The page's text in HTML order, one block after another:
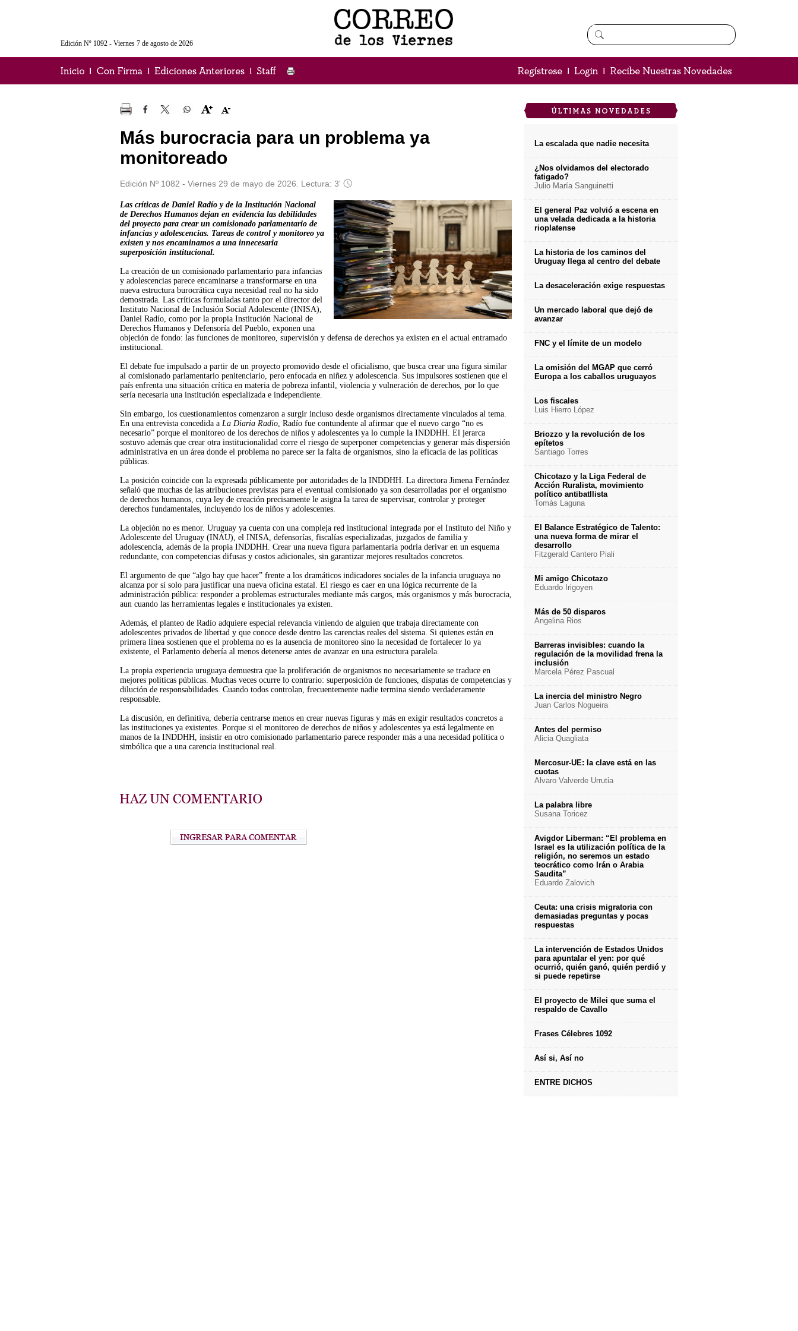
Edición Nº 1092 - Viernes 7 de agosto de 2026
Más burocracia para un problema ya
monitoreado
Edición Nº 1082 - Viernes 29 de mayo de 2026. Lectura: 3'
Las críticas de Daniel Radío y de la Institución Nacional
de Derechos Humanos dejan en evidencia las debilidades
del proyecto para crear un comisionado parlamentario de
infancias y adolescencias. Tareas de control y monitoreo ya
existen y nos encaminamos a una innecesaria
superposición institucional.
La creación de un comisionado parlamentario para infancias
y adolescencias parece encaminarse a transformarse en una
nueva estructura burocrática cuya necesidad real no ha sido
demostrada. Las críticas formuladas tanto por el director del
Instituto Nacional de Inclusión Social Adolescente (INISA),
Daniel Radío, como por la propia Institución Nacional de
Derechos Humanos y Defensoría del Pueblo, exponen una
objeción de fondo: las funciones de monitoreo, supervisión y defensa de derechos ya existen en el actual entramado
institucional.
El debate fue impulsado a partir de un proyecto promovido desde el oficialismo, que busca crear una figura similar
al comisionado parlamentario penitenciario, pero enfocada en niñez y adolescencia. Sus impulsores sostienen que el
país enfrenta una situación crítica en materia de pobreza infantil, violencia y vulneración de derechos, por lo que
sería necesaria una institución especializada e independiente.
Sin embargo, los cuestionamientos comenzaron a surgir incluso desde organismos directamente vinculados al tema.
En una entrevista concedida a La Diaria Radio, Radío fue contundente al afirmar que el nuevo cargo “no es
necesario” porque el monitoreo de los derechos de niños y adolescentes ya lo cumple la INDDHH. El jerarca
sostuvo además que crear otra institucionalidad corre el riesgo de superponer competencias y generar más dispersión
administrativa en un área donde el problema no parece ser la falta de organismos, sino la eficacia de las políticas
públicas.
La posición coincide con la expresada públicamente por autoridades de la INDDHH. La directora Jimena Fernández
señaló que muchas de las atribuciones previstas para el eventual comisionado ya son desarrolladas por el organismo
de derechos humanos, cuya ley de creación precisamente le asigna la tarea de supervisar, controlar y proteger
derechos fundamentales, incluyendo los de niños y adolescentes.
La objeción no es menor. Uruguay ya cuenta con una compleja red institucional integrada por el Instituto del Niño y
Adolescente del Uruguay (INAU), el INISA, defensorías, fiscalías especializadas, juzgados de familia y
adolescencia, además de la propia INDDHH. Crear una nueva figura parlamentaria podría derivar en un esquema
redundante, con competencias difusas y costos adicionales, sin garantizar mejores resultados concretos.
El argumento de que “algo hay que hacer” frente a los dramáticos indicadores sociales de la infancia uruguaya no
alcanza por sí solo para justificar una nueva oficina estatal. El riesgo es caer en una lógica recurrente de la
administración pública: responder a problemas estructurales mediante más cargos, más organismos y más burocracia,
aun cuando las herramientas legales e institucionales ya existen.
Además, el planteo de Radío adquiere especial relevancia viniendo de alguien que trabaja directamente con
adolescentes privados de libertad y que conoce desde dentro las carencias reales del sistema. Si quienes están en
primera línea sostienen que el problema no es la ausencia de monitoreo sino la necesidad de fortalecer lo ya
existente, el Parlamento debería al menos detenerse antes de avanzar en una estructura paralela.
La propia experiencia uruguaya demuestra que la proliferación de organismos no necesariamente se traduce en
mejores políticas públicas. Muchas veces ocurre lo contrario: superposición de funciones, disputas de competencias y
dilución de responsabilidades. Cuando todos controlan, frecuentemente nadie termina siendo verdaderamente
responsable.
La discusión, en definitiva, debería centrarse menos en crear nuevas figuras y más en exigir resultados concretos a
las instituciones ya existentes. Porque si el monitoreo de derechos de niños y adolescentes ya está legalmente en
manos de la INDDHH, insistir en otro comisionado parlamentario parece responder más a una necesidad política o
simbólica que a una carencia institucional real.
La escalada que nadie necesita
¿Nos olvidamos del electorado
fatigado?
Julio María Sanguinetti
El general Paz volvió a escena en
una velada dedicada a la historia
rioplatense
La historia de los caminos del
Uruguay llega al centro del debate
La desaceleración exige respuestas
Un mercado laboral que dejó de
avanzar
FNC y el límite de un modelo
La omisión del MGAP que cerró
Europa a los caballos uruguayos
Los fiscales
Luis Hierro López
Briozzo y la revolución de los
epítetos
Santiago Torres
Chicotazo y la Liga Federal de
Acción Ruralista, movimiento
político antibatllista
Tomás Laguna
El Balance Estratégico de Talento:
una nueva forma de mirar el
desarrollo
Fitzgerald Cantero Piali
Mi amigo Chicotazo
Eduardo Irigoyen
Más de 50 disparos
Angelina Rios
Barreras invisibles: cuando la
regulación de la movilidad frena la
inclusión
Marcela Pérez Pascual
La inercia del ministro Negro
Juan Carlos Nogueira
Antes del permiso
Alicia Quagliata
Mercosur-UE: la clave está en las
cuotas
Alvaro Valverde Urrutia
La palabra libre
Susana Toricez
Avigdor Liberman: “El problema en
Israel es la utilización política de la
religión, no seremos un estado
teocrático como Irán o Arabia
Saudita”
Eduardo Zalovich
Ceuta: una crisis migratoria con
demasiadas preguntas y pocas
respuestas
La intervención de Estados Unidos
para apuntalar el yen: por qué
ocurrió, quién ganó, quién perdió y
si puede repetirse
El proyecto de Milei que suma el
respaldo de Cavallo
Frases Célebres 1092
Así si, Así no
ENTRE DICHOS